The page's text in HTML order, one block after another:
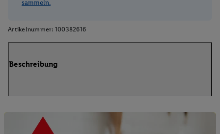
sammeln.
Artikelnummer: 100382616
Beschreibung